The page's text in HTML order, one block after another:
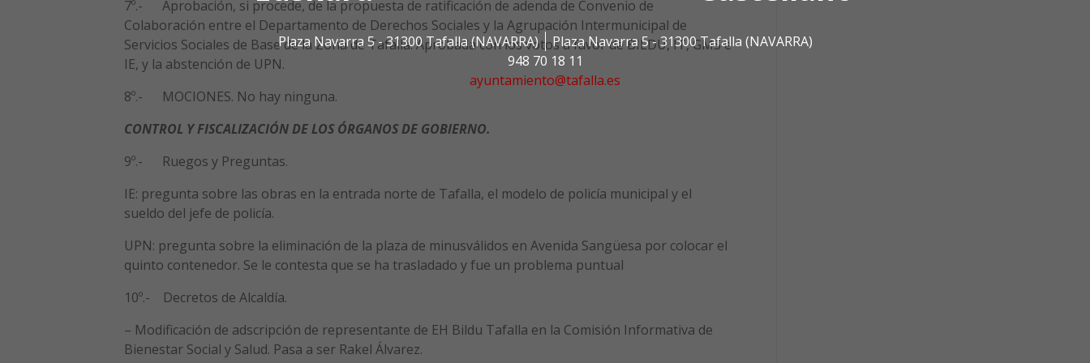
Plaza Navarra 5 - 31300 Tafalla (NAVARRA)
Plaza Navarra 5 - 31300 Tafalla (NAVARRA)
948 70 18 11
ayuntamiento@tafalla.es
7º.- Aprobación, si procede, de la propuesta de ratificación de adenda de Convenio de
Colaboración entre el Departamento de Derechos Sociales y la Agrupación Intermunicipal de
Servicios Sociales de Base de la Zona de Tafalla. Aprobada con los votos a favor de BILDU, IT, GMS e
IE, y la abstención de UPN.
8º.- MOCIONES. No hay ninguna.
CONTROL Y FISCALIZACIÓN DE LOS ÓRGANOS DE GOBIERNO.
9º.- Ruegos y Preguntas.
IE: pregunta sobre las obras en la entrada norte de Tafalla, el modelo de policía municipal y el
sueldo del jefe de policía.
UPN: pregunta sobre la eliminación de la plaza de minusválidos en Avenida Sangüesa por colocar el
quinto contenedor. Se le contesta que se ha trasladado y fue un problema puntual
10º.- Decretos de Alcaldía.
– Modificación de adscripción de representante de EH Bildu Tafalla en la Comisión Informativa de
Bienestar Social y Salud. Pasa a ser Rakel Álvarez.